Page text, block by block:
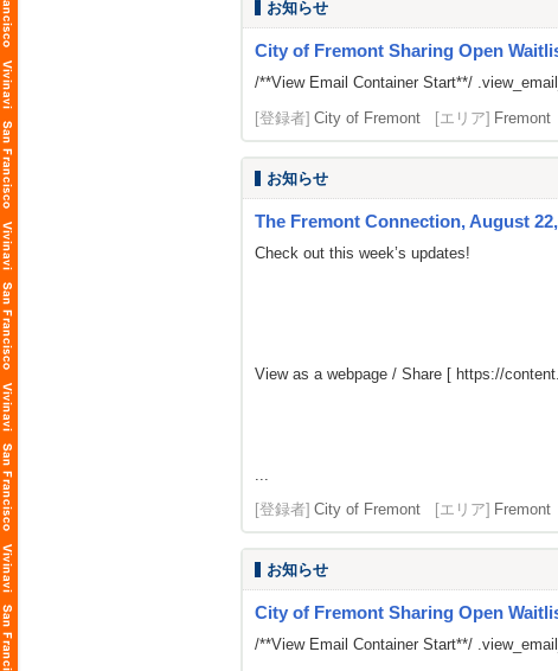
お知らせ
City of Fremont Sharing Open
/**View Email Container Start**/
[登録者] City of Fremont [エリア] Fremont
お知らせ
The Fremont Connection, August
Check out this week’s updates!
View as a webpage / Share [ https://
...
[登録者] City of Fremont [エリア] Fremont
お知らせ
City of Fremont Sharing Open
/**View Email Container Start**/